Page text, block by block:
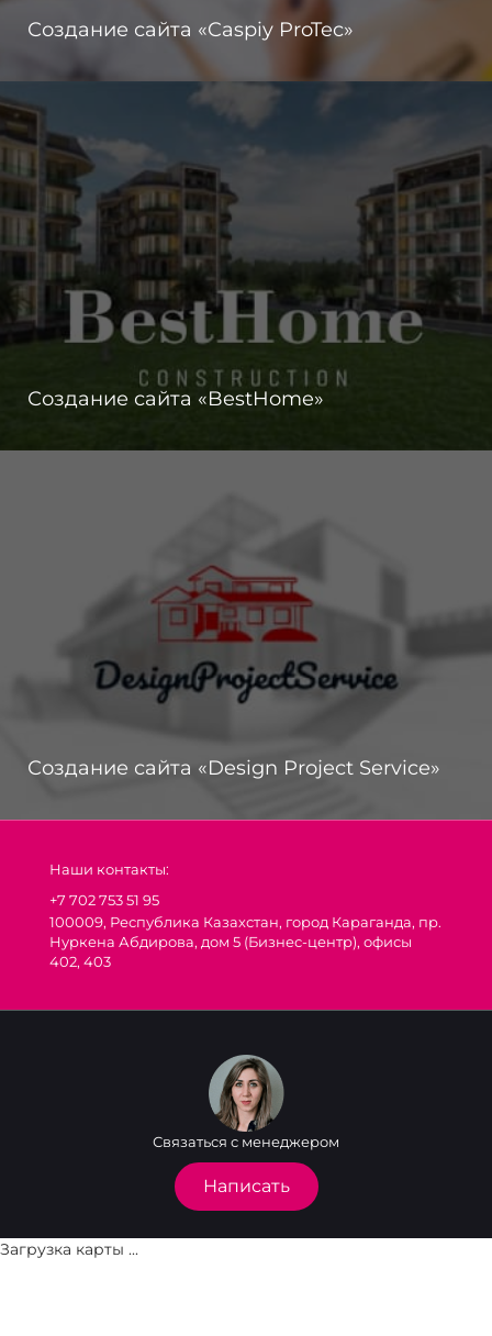
Создание сайта «Caspiy ProTec»
Создание сайта «BestHome»
Создание сайта «Design Project Service»
Наши контакты:
+7 702 753 51 95
100009, Республика Казахстан, город Караганда, пр.
Нуркена Абдирова, дом 5 (Бизнес-центр), офисы
402, 403
Связаться с менеджером
Написать
Загрузка карты ...